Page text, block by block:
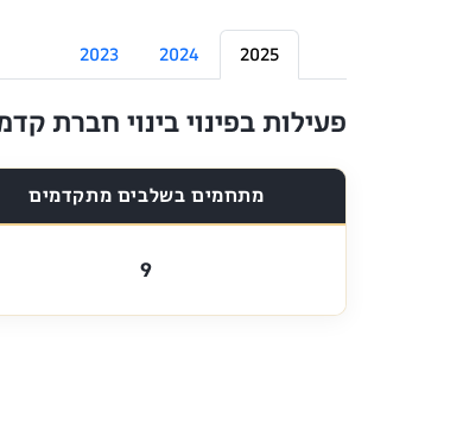
2025
2024
2023
פעילות בפינוי בינוי חברת
מתחמים בשלבים מתקדמים
9